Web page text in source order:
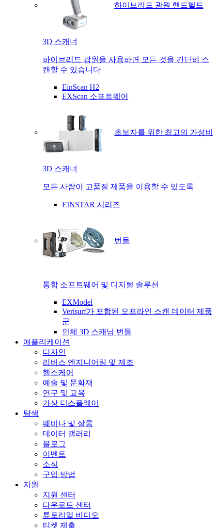
하이브리드 광원 핸드헬드
3D 스캐너
하이브리드 광원을 사용하면 모든 것을 간단히 스
캔할 수 있습니다
EinScan H2
EXScan 소프트웨어
초보자를 위한 최고의 가성비
3D 스캐너
모든 사람이 고품질 제품을 이용할 수 있도록
EINSTAR 시리즈
번들
통합 소프트웨어 및 디지털 솔루션
EXModel
Verisurf가 포함된 오프라인 스캔 데이터 제품
군
인체 3D 스캐닝 번들
애플리케이션
디자인
리버스 엔지니어링 및 제조
헬스케어
예술 및 문화재
연구 및 교육
가상 디스플레이
탐색
웨비나 및 살롱
데이터 갤러리
블로그
이벤트
소식
구입 방법
지원
지원 센터
다운로드 센터
튜토리얼 비디오
티켓 제출